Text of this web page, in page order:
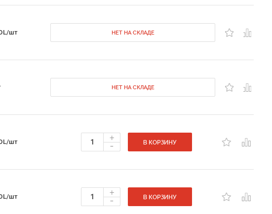
шт НЕТ НА СКЛАДЕ
НЕТ НА СКЛАДЕ
шт +
- В КОРЗИНУ
шт +
- В КОРЗИНУ